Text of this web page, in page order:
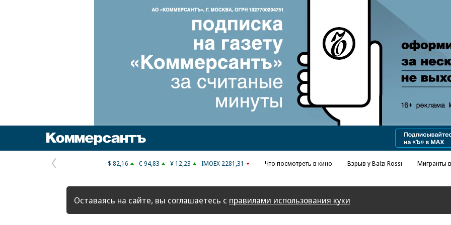
Реклама в «Ъ» www.kommersant.ru/ad
Предыдущая
страница
$ 82,16 € 94,83 ¥ 12,23 IMOEX 2281,31 Что посмотреть в кино Взрыв у Balzi Rossi Мигранты
Оставаясь на сайте, вы соглашаетесь с правилами использования куки